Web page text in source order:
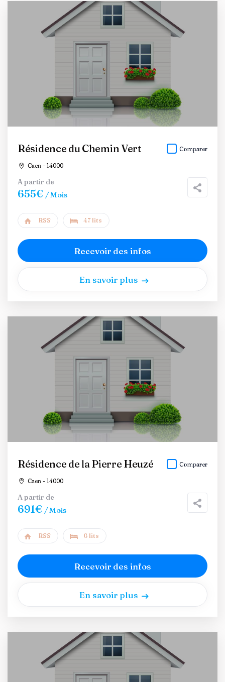
Résidence du Chemin Vert
Caen - 14000
Comparer
A partir de
655€ / Mois
RSS 47 lits
Recevoir des infos
En savoir plus
Résidence de la Pierre Heuzé
Caen - 14000
Comparer
A partir de
691€ / Mois
RSS 6 lits
Recevoir des infos
En savoir plus